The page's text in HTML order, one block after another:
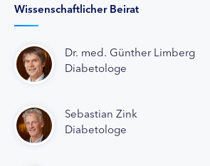
Wissenschaftlicher Beirat
Dr. med. Günther Limberg
Diabetologe
Sebastian Zink
Diabetologe